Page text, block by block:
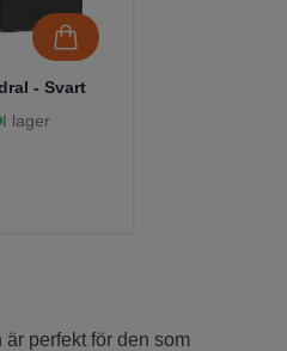
- Svart
I lager
perfekt för den som